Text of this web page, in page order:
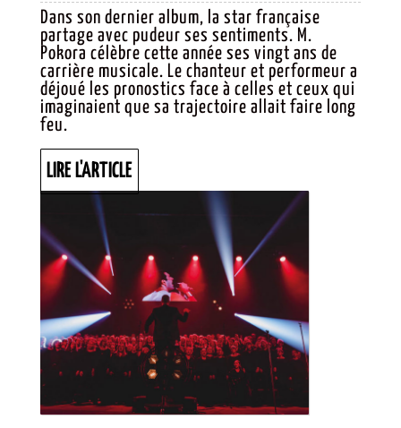
POKORA :
DOUX
SÉISME
Dans son dernier album, la star française
partage avec pudeur ses sentiments. M.
Pokora célèbre cette année ses vingt ans de
carrière musicale. Le chanteur et performeur a
déjoué les pronostics face à celles et ceux qui
imaginaient que sa trajectoire allait faire long
feu.
LIRE L'ARTICLELIRE